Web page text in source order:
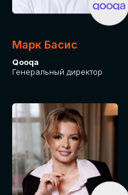
Марк Басис
Qooqa
Генеральный директор
СТАНЬТЕ
IT Solutions for Business